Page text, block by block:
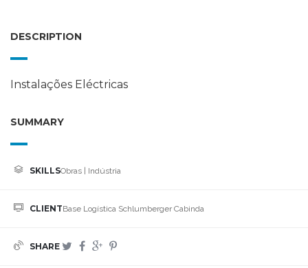
DESCRIPTION
Instalações Eléctricas
SUMMARY
SKILLSObras | Indústria
CLIENTBase Logística Schlumberger Cabinda
SHARE